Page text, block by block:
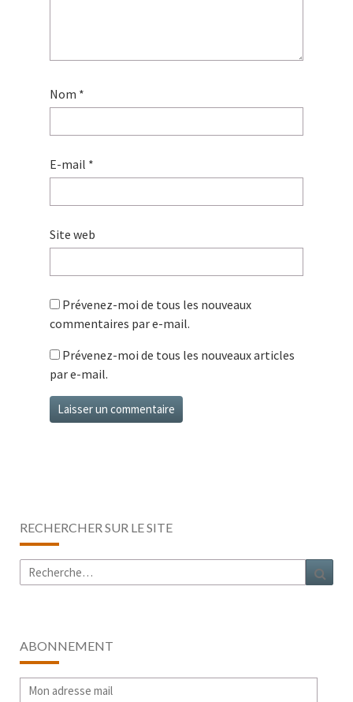
Nom *
E-mail *
Site web
Prévenez-moi de tous les nouveaux
commentaires par e-mail.
Prévenez-moi de tous les nouveaux articles
par e-mail.
RECHERCHER SUR LE SITE
Rechercher :
ABONNEMENT
Mon